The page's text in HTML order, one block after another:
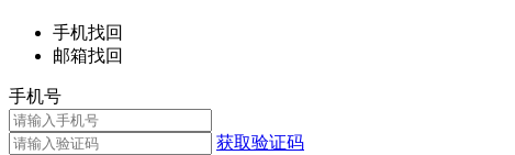
手机找回
邮箱找回
手机号
获取验证码